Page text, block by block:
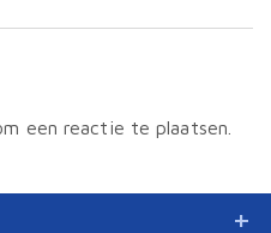
een reactie te plaatsen.